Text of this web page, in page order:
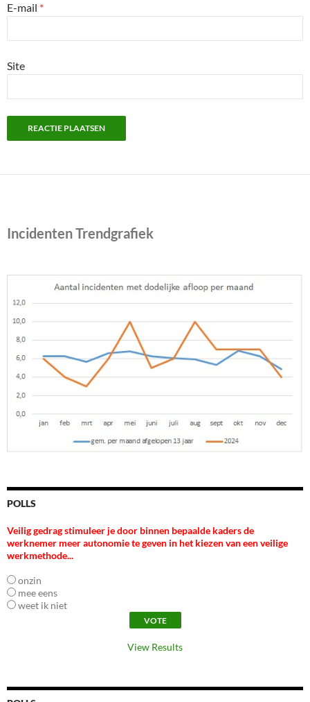
E-mail *
Site
Incidenten Trendgrafiek
POLLS
Veilig gedrag stimuleer je door binnen bepaalde kaders de
werknemer meer autonomie te geven in het kiezen van een veilige
werkmethode...
onzin
mee eens
weet ik niet
View Results